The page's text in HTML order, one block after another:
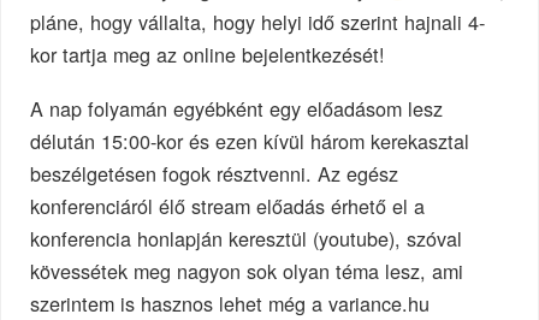
pláne, hogy vállalta, hogy helyi idő szerint hajnali 4-
kor tartja meg az online bejelentkezését!
A nap folyamán egyébként egy előadásom lesz
délután 15:00-kor és ezen kívül három kerekasztal
beszélgetésen fogok résztvenni. Az egész
konferenciáról élő stream előadás érhető el a
konferencia honlapján keresztül (youtube), szóval
kövessétek meg nagyon sok olyan téma lesz, ami
szerintem is hasznos lehet még a variance.hu